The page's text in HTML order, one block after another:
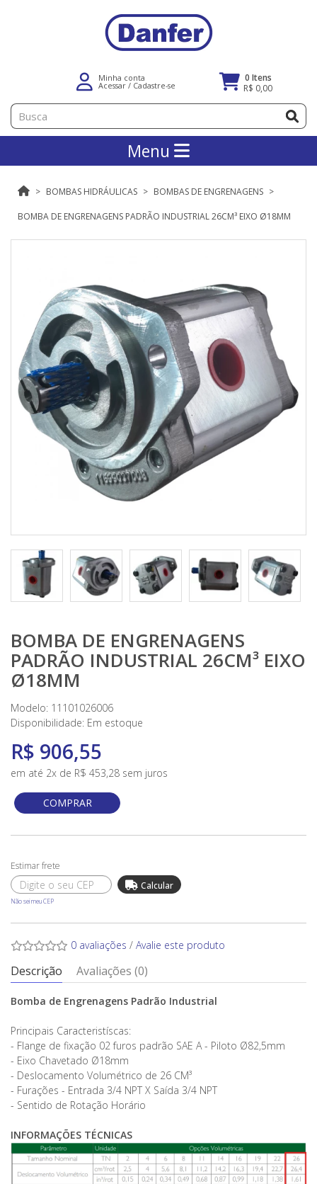
Minha conta
Acessar / Cadastre-se
0 Itens
R$ 0,00
Menu
BOMBAS HIDRÁULICAS BOMBAS DE ENGRENAGENS
BOMBA DE ENGRENAGENS PADRÃO INDUSTRIAL 26CM³ EIXO Ø18MM
BOMBA DE ENGRENAGENS
PADRÃO INDUSTRIAL 26CM³ EIXO
Ø18MM
Modelo: 11101026006
Disponibilidade: Em estoque
R$ 906,55
em até 2x de R$ 453,28 sem juros
COMPRAR
Não sei meu CEP
0 avaliações / Avalie este produto
Descrição Avaliações (0)
Bomba de Engrenagens Padrão Industrial
Principais Caracteristíscas:
- Flange de fixação 02 furos padrão SAE A - Piloto Ø82,5mm
- Eixo Chavetado Ø18mm
- Deslocamento Volumétrico de 26 CM³
- Furações - Entrada 3/4 NPT X Saída 3/4 NPT
- Sentido de Rotação Horário
INFORMAÇÕES TÉCNICAS